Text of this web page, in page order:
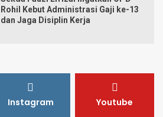
Rohil Kebut Administrasi Gaji ke-13
dan Jaga Disiplin Kerja
Instagram Youtube